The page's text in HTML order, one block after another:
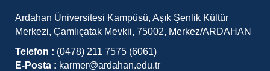
Ardahan Üniversitesi Kampüsü, Aşık Şenlik Kültür
Merkezi, Çamlıçatak Mevkii, 75002, Merkez/ARDAHAN
Telefon : (0478) 211 7575 (6061)
E-Posta : karmer@ardahan.edu.tr